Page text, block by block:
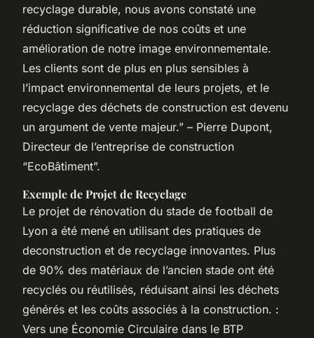
recyclage durable, nous avons constaté une
réduction significative de nos coûts et une
amélioration de notre image environnementale.
Les clients sont de plus en plus sensibles à
l’impact environnemental de leurs projets, et le
recyclage des déchets de construction est devenu
un argument de vente majeur.” – Pierre Dupont,
Directeur de l’entreprise de construction
“EcoBâtiment”.
Exemple de Projet de Recyclage
Le projet de rénovation du stade de football de
Lyon a été mené en utilisant des pratiques de
deconstruction et de recyclage innovantes. Plus
de 90% des matériaux de l’ancien stade ont été
recyclés ou réutilisés, réduisant ainsi les déchets
générés et les coûts associés à la construction. :
Vers une Économie Circulaire dans le BTP